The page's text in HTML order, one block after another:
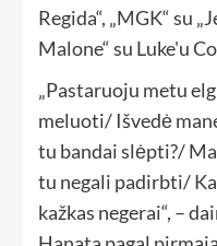
Regida“, „MGK“ su
Malone“ su Luke'u
„Pastaruoju metu
meluoti/ Išvedė
tu bandai slėpti?/
tu negali padirbti/
kažkas negerai“, –